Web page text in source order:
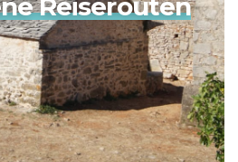
Reiserouten